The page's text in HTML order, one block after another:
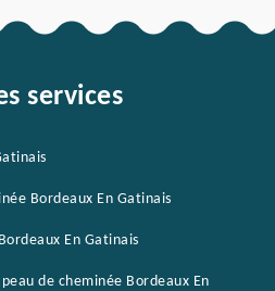
services
Bordeaux En Gatinais
En Gatinais
de cheminée Bordeaux En